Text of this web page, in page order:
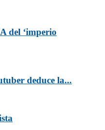
del ‘imperio
deduce la...